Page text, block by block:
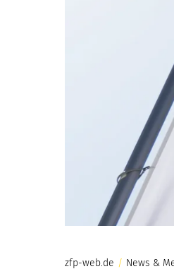
zfp-web.de / News &